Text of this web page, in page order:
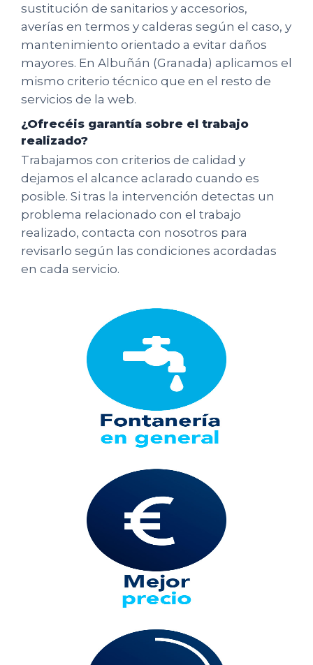
sustitución de sanitarios y accesorios,
averías en termos y calderas según el caso, y
mantenimiento orientado a evitar daños
mayores. En Albuñán (Granada) aplicamos el
mismo criterio técnico que en el resto de
servicios de la web.
¿Ofrecéis garantía sobre el trabajo
realizado?
Trabajamos con criterios de calidad y
dejamos el alcance aclarado cuando es
posible. Si tras la intervención detectas un
problema relacionado con el trabajo
realizado, contacta con nosotros para
revisarlo según las condiciones acordadas
en cada servicio.